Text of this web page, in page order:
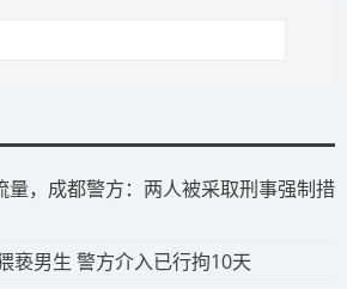
量，成都警方：两人被采取刑事强制措
亵男生 警方介入已行拘10天